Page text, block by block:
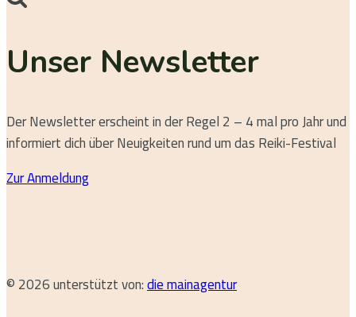
Unser Newsletter
Der Newsletter erscheint in der Regel 2 – 4 mal pro Jahr und
informiert dich über Neuigkeiten rund um das Reiki-Festival
Zur Anmeldung
© 2026 unterstützt von:die mainagentur